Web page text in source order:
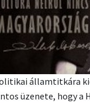
államtitkára
üzenete, hogy a